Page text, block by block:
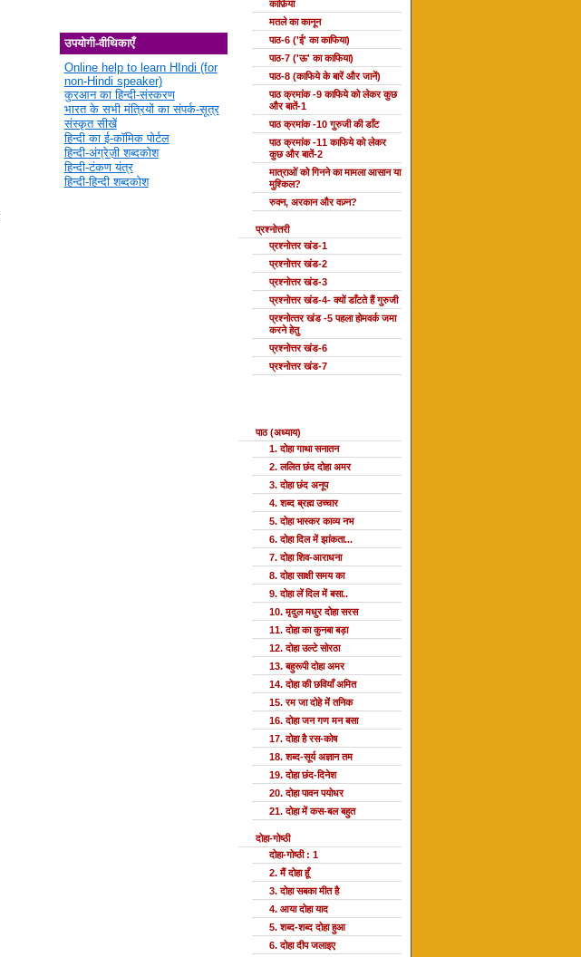
उपयोगी-वीथिकाएँ
Online help to learn HIndi (for
non-Hindi speaker)
कुरआन का हिन्दी-संस्करण
भारत के सभी मंत्रियों का संपर्क-सूत्र
संस्कृत सीखें
हिन्दी का ई-कॉमिक पोर्टल
हिन्दी-अंग्रेज़ी शब्दकोश
हिन्दी-टंकण यंत्र
हिन्दी-हिन्दी शब्दकोश
काफ़िया
मतले का कानून
पाठ-6 ('ई' का काफिया)
पाठ-7 ('ऊ' का काफिया)
पाठ-8 (काफिये के बारें और जानें)
पाठ क्रमांक -9 काफिये को लेकर कुछ
और बातें-1
पाठ क्रमांक -10 गुरुजी की डाँट
पाठ क्रमांक -11 काफिये को लेकर
कुछ और बातें-2
मात्राओं को गिनने का मामला आसान या
मुश्किल?
रुक्न, अरकान और वज़्न?
प्रश्नोत्तरी
प्रश्नोत्तर खंड-1
प्रश्नोत्तर खंड-2
प्रश्नोत्तर खंड-3
प्रश्नोत्तर खंड-4- क्यों डाँटते हैं गुरुजी
प्रश्‍नोत्‍तर खंड -5 पहला होमवर्क जमा
करने हेतु
प्रश्नोत्तर खंड-6
प्रश्नोत्तर खंड-7
पाठ (अध्याय)
1. दोहा गाथा सनातन
2. ललित छंद दोहा अमर
3. दोहा छंद अनूप
4. शब्द ब्रह्म उच्चार
5. दोहा भास्कर काव्य नभ
6. दोहा दिल में झांकता...
7. दोहा शिव-आराधना
8. दोहा साक्षी समय का
9. दोहा लें दिल में बसा..
10. मृदुल मधुर दोहा सरस
11. दोहा का कुनबा बड़ा
12. दोहा उल्टे सोरठा
13. बहुरूपी दोहा अमर
14. दोहा की छवियाँ अमित
15. रम जा दोहे में तनिक
16. दोहा जन गण मन बसा
17. दोहा है रस-कोष
18. शब्द-सूर्य अज्ञान तम
19. दोहा छंद-दिनेश
20. दोहा पावन पयोधर
21. दोहा में कस-बल बहुत
दोहा-गोष्ठी
दोहा-गोष्ठी : 1
2. मैं दोहा हूँ
3. दोहा सबका मीत है
4. आया दोहा याद
5. शब्द-शब्द दोहा हुआ
6. दोहा दीप जलाइए